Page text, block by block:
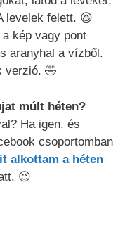
levelek felett. 😆
kép vagy pont
aranyhal a vízből.
verzió. 🤣
múlt héten?
Ha igen, és
csoportomban
alkottam a héten
😉